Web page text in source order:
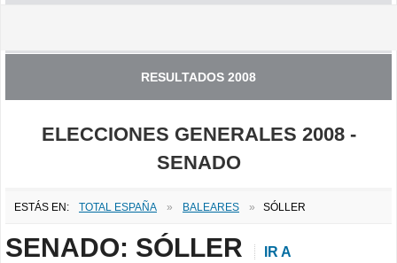
RESULTADOS 2008
ELECCIONES GENERALES 2008 -
SENADO
ESTÁS EN: TOTAL ESPAÑA » BALEARES » SÓLLER
SENADO: SÓLLER
IR A